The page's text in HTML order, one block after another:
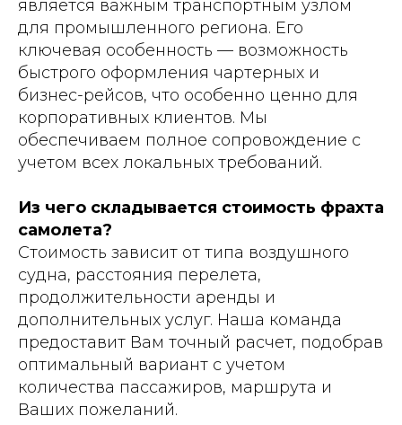
является важным транспортным узлом
для промышленного региона. Его
ключевая особенность — возможность
быстрого оформления чартерных и
бизнес-рейсов, что особенно ценно для
корпоративных клиентов. Мы
обеспечиваем полное сопровождение с
учетом всех локальных требований.
Из чего складывается стоимость фрахта
самолета?
Стоимость зависит от типа воздушного
судна, расстояния перелета,
продолжительности аренды и
дополнительных услуг. Наша команда
предоставит Вам точный расчет, подобрав
оптимальный вариант с учетом
количества пассажиров, маршрута и
Ваших пожеланий.